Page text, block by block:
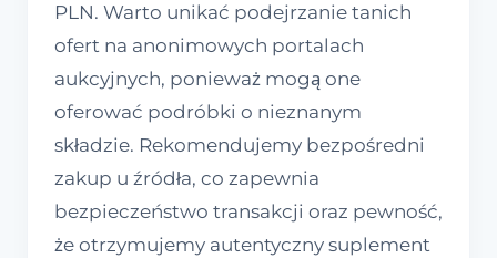
PLN. Warto unikać podejrzanie tanich
ofert na anonimowych portalach
aukcyjnych, ponieważ mogą one
oferować podróbki o nieznanym
składzie. Rekomendujemy bezpośredni
zakup u źródła, co zapewnia
bezpieczeństwo transakcji oraz pewność,
że otrzymujemy autentyczny suplement